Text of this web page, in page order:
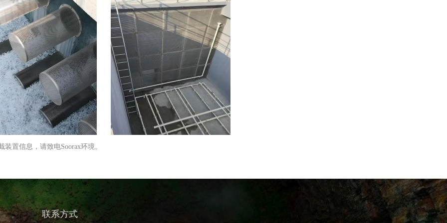
装置信息，请致电Soorax环境。
联系方式